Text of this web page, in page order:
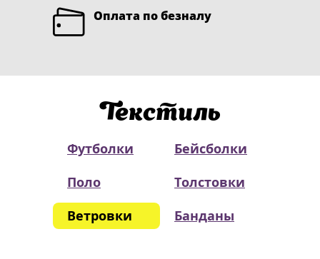
Оплата по безналу
Текстиль
Футболки
Бейсболки
Поло
Толстовки
Ветровки
Банданы